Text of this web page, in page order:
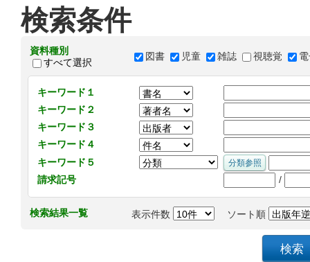
検索条件
資料種別
すべて選択
図書 児童 雑誌 視聴覚
キーワード１
キーワード２
キーワード３
キーワード４
キーワード５
請求記号
/
検索結果一覧 表示件数 ソート順